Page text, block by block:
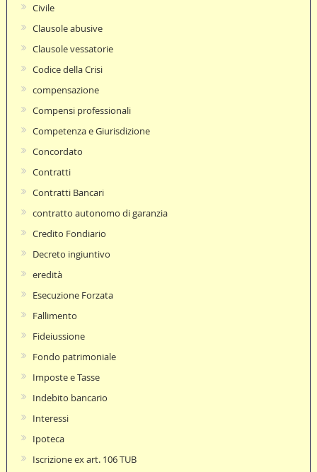
Civile
Clausole abusive
Clausole vessatorie
Codice della Crisi
compensazione
Compensi professionali
Competenza e Giurisdizione
Concordato
Contratti
Contratti Bancari
contratto autonomo di garanzia
Credito Fondiario
Decreto ingiuntivo
eredità
Esecuzione Forzata
Fallimento
Fideiussione
Fondo patrimoniale
Imposte e Tasse
Indebito bancario
Interessi
Ipoteca
Iscrizione ex art. 106 TUB